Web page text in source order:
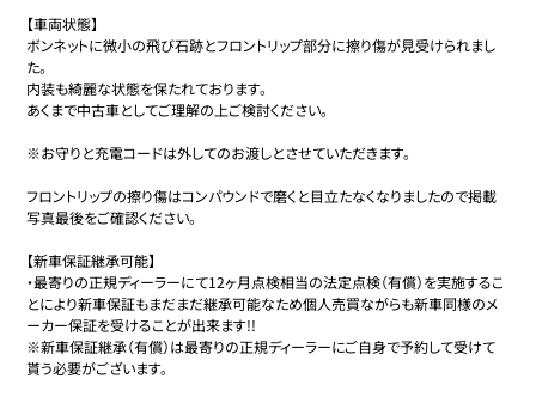
【車両状態】
ボンネットに微小の飛び石跡とフロントリップ部分に擦り傷が見受けられまし
た。
内装も綺麗な状態を保たれております。
あくまで中古車としてご理解の上ご検討ください。
※お守りと充電コードは外してのお渡しとさせていただきます。
フロントリップの擦り傷はコンパウンドで磨くと目立たなくなりましたので掲載
写真最後をご確認ください。
【新車保証継承可能】
・最寄りの正規ディーラーにて12ヶ月点検相当の法定点検（有償）を実施するこ
とにより新車保証もまだまだ継承可能なため個人売買ながらも新車同様のメ
ーカー保証を受けることが出来ます!!
※新車保証継承（有償）は最寄りの正規ディーラーにご自身で予約して受けて
貰う必要がございます。